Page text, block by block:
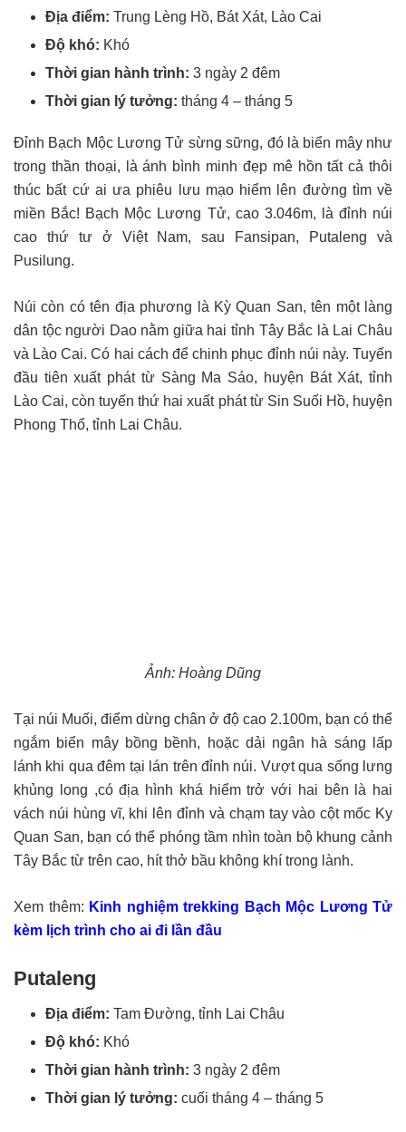
Địa điểm: Trung Lèng Hồ, Bát Xát, Lào Cai
Độ khó: Khó
Thời gian hành trình: 3 ngày 2 đêm
Thời gian lý tưởng: tháng 4 – tháng 5
Đỉnh Bạch Mộc Lương Tử sừng sững, đó là biển mây như
trong thần thoại, là ánh bình minh đẹp mê hồn tất cả thôi
thúc bất cứ ai ưa phiêu lưu mạo hiểm lên đường tìm về
miền Bắc! Bạch Mộc Lương Tử, cao 3.046m, là đỉnh núi
cao thứ tư ở Việt Nam, sau Fansipan, Putaleng và
Pusilung.
Núi còn có tên địa phương là Kỳ Quan San, tên một làng
dân tộc người Dao nằm giữa hai tỉnh Tây Bắc là Lai Châu
và Lào Cai. Có hai cách để chinh phục đỉnh núi này. Tuyến
đầu tiên xuất phát từ Sàng Ma Sáo, huyện Bát Xát, tỉnh
Lào Cai, còn tuyến thứ hai xuất phát từ Sin Suối Hồ, huyện
Phong Thổ, tỉnh Lai Châu.
Ảnh: Hoàng Dũng
Tại núi Muối, điểm dừng chân ở độ cao 2.100m, bạn có thể
ngắm biển mây bồng bềnh, hoặc dải ngân hà sáng lấp
lánh khi qua đêm tại lán trên đỉnh núi. Vượt qua sống lưng
khủng long ,có địa hình khá hiểm trở với hai bên là hai
vách núi hùng vĩ, khi lên đỉnh và chạm tay vào cột mốc Ky
Quan San, bạn có thể phóng tầm nhìn toàn bộ khung cảnh
Tây Bắc từ trên cao, hít thở bầu không khí trong lành.
Xem thêm: Kinh nghiệm trekking Bạch Mộc Lương Tử
kèm lịch trình cho ai đi lần đầu
Putaleng
Địa điểm: Tam Đường, tỉnh Lai Châu
Độ khó: Khó
Thời gian hành trình: 3 ngày 2 đêm
Thời gian lý tưởng: cuối tháng 4 – tháng 5